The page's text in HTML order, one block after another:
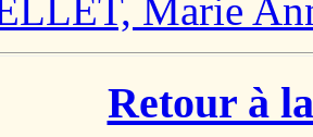
Marie
Retour à